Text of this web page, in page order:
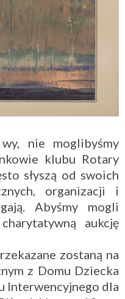
nie moglibyśmy
klubu Rotary
słyszą od swoich
organizacji i
Abyśmy mogli
aukcję
zostaną na
z Domu Dziecka
Interwencyjnego dla